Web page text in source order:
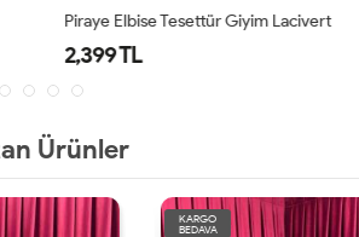
Piraye Elbise Tesettür Giyim Lacivert
2,399 TL
Ürünler
BEDAVA